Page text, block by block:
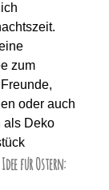
zum
oder auch
als Deko
für Ostern: